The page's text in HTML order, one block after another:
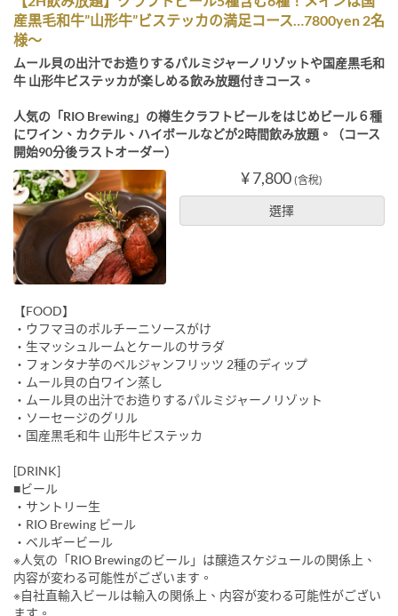
産黒毛和牛”山形牛”ビステッカの満足コース…7800yen 2名
様～
ムール貝の出汁でお造りするパルミジャーノリゾットや国産黒毛和
牛 山形牛ビステッカが楽しめる飲み放題付きコース。
人気の「RIO Brewing」の樽生クラフトビールをはじめビール６種
にワイン、カクテル、ハイボールなどが2時間飲み放題。（コース
開始90分後ラストオーダー）
¥ 7,800 (含稅)
選擇
【FOOD】
・ウフマヨのポルチーニソースがけ
・生マッシュルームとケールのサラダ
・フォンタナ芋のベルジャンフリッツ 2種のディップ
・ムール貝の白ワイン蒸し
・ムール貝の出汁でお造りするパルミジャーノリゾット
・ソーセージのグリル
・国産黒毛和牛 山形牛ビステッカ
[DRINK]
■ビール
・サントリー生
・RIO Brewing ビール
・ベルギービール
※人気の「RIO Brewingのビール」は醸造スケジュールの関係上、
内容が変わる可能性がございます。
※自社直輸入ビールは輸入の関係上、内容が変わる可能性がござい
ます。